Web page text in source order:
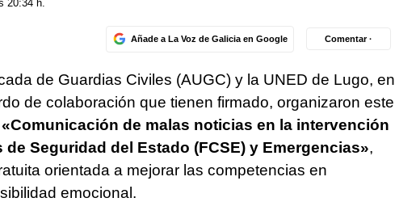
20:34 h.
Añade a La Voz de Galicia en Google Comentar ·
de Guardias Civiles (AUGC) y la UNED de Lugo, en
de colaboración que tienen firmado, organizaron este
«Comunicación de malas noticias en la intervención
Seguridad del Estado (FCSE) y Emergencias»,
orientada a mejorar las competencias en
emocional.